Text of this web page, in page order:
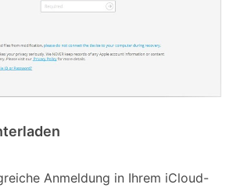
Anmeldung in Ihrem iCloud-